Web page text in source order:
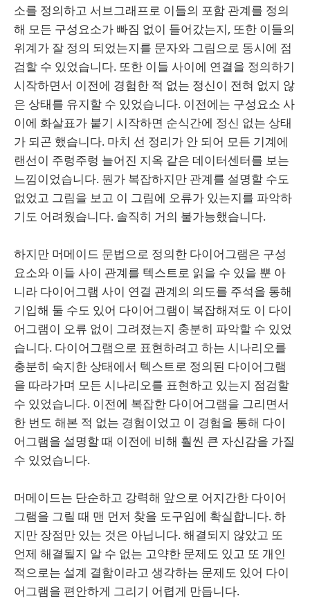
소를 정의하고 서브그래프로 이들의 포함 관계를 정의
해 모든 구성요소가 빠짐 없이 들어갔는지, 또한 이들의
위계가 잘 정의 되었는지를 문자와 그림으로 동시에 점
검할 수 있었습니다. 또한 이들 사이에 연결을 정의하기
시작하면서 이전에 경험한 적 없는 정신이 전혀 없지 않
은 상태를 유지할 수 있었습니다. 이전에는 구성요소 사
이에 화살표가 붙기 시작하면 순식간에 정신 없는 상태
가 되곤 했습니다. 마치 선 정리가 안 되어 모든 기계에
랜선이 주렁주렁 늘어진 지옥 같은 데이터센터를 보는
느낌이었습니다. 뭔가 복잡하지만 관계를 설명할 수도
없었고 그림을 보고 이 그림에 오류가 있는지를 파악하
기도 어려웠습니다. 솔직히 거의 불가능했습니다.
하지만 머메이드 문법으로 정의한 다이어그램은 구성
요소와 이들 사이 관계를 텍스트로 읽을 수 있을 뿐 아
니라 다이어그램 사이 연결 관계의 의도를 주석을 통해
기입해 둘 수도 있어 다이어그램이 복잡해져도 이 다이
어그램이 오류 없이 그려졌는지 충분히 파악할 수 있었
습니다. 다이어그램으로 표현하려고 하는 시나리오를
충분히 숙지한 상태에서 텍스트로 정의된 다이어그램
을 따라가며 모든 시나리오를 표현하고 있는지 점검할
수 있었습니다. 이전에 복잡한 다이어그램을 그리면서
한 번도 해본 적 없는 경험이었고 이 경험을 통해 다이
어그램을 설명할 때 이전에 비해 훨씬 큰 자신감을 가질
수 있었습니다.
머메이드는 단순하고 강력해 앞으로 어지간한 다이어
그램을 그릴 때 맨 먼저 찾을 도구임에 확실합니다. 하
지만 장점만 있는 것은 아닙니다. 해결되지 않았고 또
언제 해결될지 알 수 없는 고약한 문제도 있고 또 개인
적으로는 설계 결함이라고 생각하는 문제도 있어 다이
어그램을 편안하게 그리기 어렵게 만듭니다.